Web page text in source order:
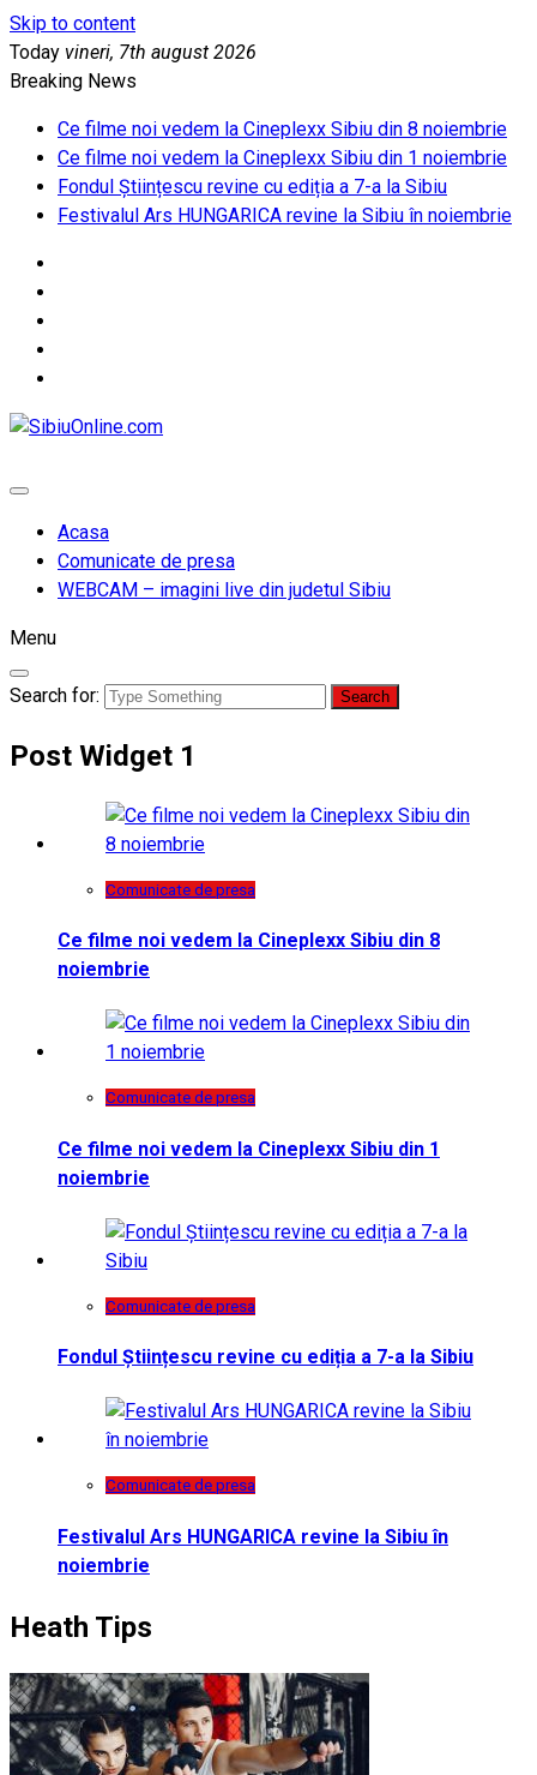
Skip to content
Today vineri, 7th august 2026
Breaking News
Ce filme noi vedem la Cineplexx Sibiu din 8 noiembrie
Ce filme noi vedem la Cineplexx Sibiu din 1 noiembrie
Fondul Științescu revine cu ediția a 7-a la Sibiu
Festivalul Ars HUNGARICA revine la Sibiu în noiembrie
Acasa
Comunicate de presa
WEBCAM – imagini live din judetul Sibiu
Menu
Search for:
Post Widget 1
Comunicate de presa
Ce filme noi vedem la Cineplexx Sibiu din 8
noiembrie
Comunicate de presa
Ce filme noi vedem la Cineplexx Sibiu din 1
noiembrie
Comunicate de presa
Fondul Științescu revine cu ediția a 7-a la Sibiu
Comunicate de presa
Festivalul Ars HUNGARICA revine la Sibiu în
noiembrie
Heath Tips